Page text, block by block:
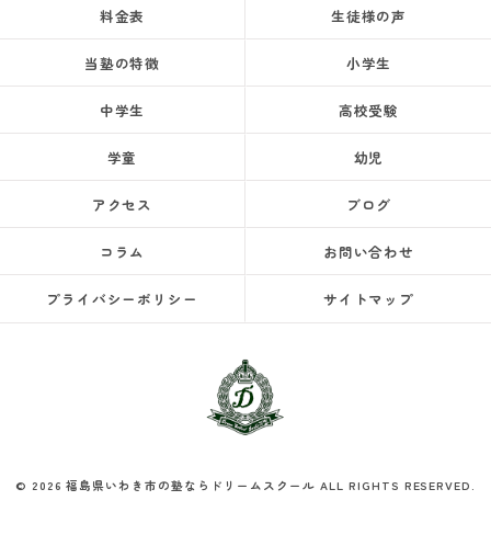
料金表 生徒様の声
当塾の特徴 小学生
中学生 高校受験
学童 幼児
アクセス ブログ
コラム お問い合わせ
プライバシーポリシー サイトマップ
© 2026 福島県いわき市の塾ならドリームスクール ALL RIGHTS RESERVED.